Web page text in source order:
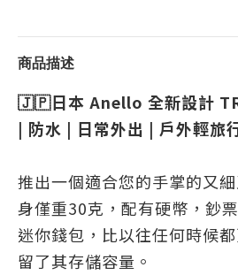
商品描述
🇯🇵日本 Anello 全新設計
| 防水 | 日常外出 | 戶外輕旅
推出一個適合您的手掌的又
身僅重30克，配有硬幣，鈔
迷你錢包，比以往任何時候
留了其存儲容量。